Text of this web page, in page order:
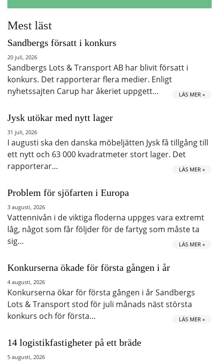
Mest läst
Sandbergs försatt i konkurs
20 juli, 2026
Sandbergs Lots & Transport AB har blivit försatt i
konkurs. Det rapporterar flera medier. Enligt
nyhetssajten Carup har åkeriet uppgett…
LÄS MER »
Jysk utökar med nytt lager
31 juli, 2026
I augusti ska den danska möbeljätten Jysk få tillgång till
ett nytt och 63 000 kvadratmeter stort lager. Det
rapporterar…
LÄS MER »
Problem för sjöfarten i Europa
3 augusti, 2026
Vattennivån i de viktiga floderna uppges vara extremt
låg, något som får följder för de fartyg som måste ta
sig…
LÄS MER »
Konkurserna ökade för första gången i år
4 augusti, 2026
Konkurserna ökar för första gången i år Sandbergs
Lots & Transport stod för juli månads näst största
konkurs och för första…
LÄS MER »
14 logistikfastigheter på ett bräde
5 augusti, 2026